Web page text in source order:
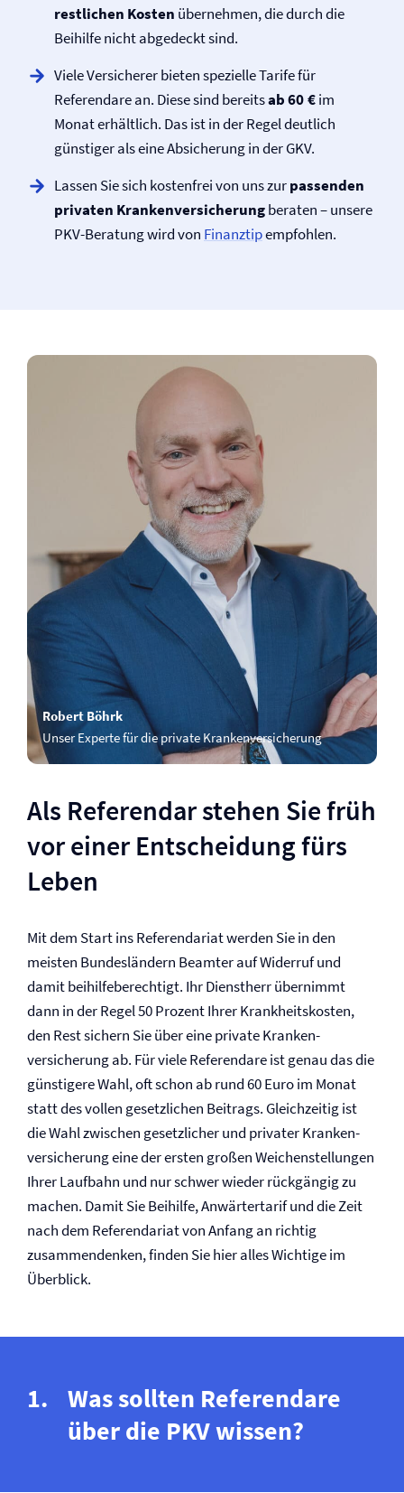
restlichen Kosten übernehmen, die durch die
Beihilfe nicht abgedeckt sind.
Viele Versicherer bieten spezielle Tarife für
Referendare an. Diese sind bereitsab 60 €im
Monat erhältlich. Das ist in der Regel deutlich
günstiger als eine Absicherung in der GKV.
Lassen Sie sich kostenfrei von uns zurpassenden
privaten Kranken­versicherungberaten – unsere
PKV-Beratung wird von Finanztipempfohlen.
Robert Böhrk
Unser Experte für die private Kranken­versicherung
Als Referendar stehen Sie früh
vor einer Entscheidung fürs
Leben
Mit dem Start ins Referendariat werden Sie in den
meisten Bundesländern Beamter auf Widerruf und
damit beihilfeberechtigt. Ihr Dienstherr übernimmt
dann in der Regel 50 Prozent Ihrer Krankheits­kosten,
den Rest sichern Sie über eine private Kranken­
versicherung ab. Für viele Referendare ist genau das die
günstigere Wahl, oft schon ab rund 60 Euro im Monat
statt des vollen gesetzlichen Beitrags. Gleichzeitig ist
die Wahl zwischen gesetzlicher und privater Kranken­
versicherung eine der ersten großen Weichenstellungen
Ihrer Laufbahn und nur schwer wieder rückgängig zu
machen. Damit Sie Beihilfe, Anwärtertarif und die Zeit
nach dem Referendariat von Anfang an richtig
zusammendenken, finden Sie hier alles Wichtige im
Überblick.
Was sollten Referendare
über die PKV wissen?